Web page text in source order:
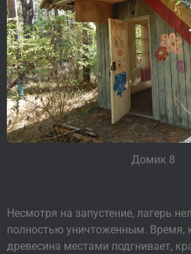
Домик 8
Несмотря на запустение, лагерь
полностью уничтоженным. Время,
древесина местами подгнивает,